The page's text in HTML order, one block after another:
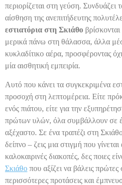
περιορίζεται στη γεύση. Συνδυάζει
αίσθηση της ανεπιτήδευτης
εστιατόρια στη Σκιάθο
μερικά πάνω στη θάλασσα, άλλα
κυκλαδίτικο αέρα, προσφέροντας
μία αισθητική εμπειρία.
Αυτό που κάνει τα συγκεκριμένα
προσοχή στη λεπτομέρεια. Είτε
ενός πιάτου, είτε για την
πρώτων υλών, όλα συμβάλλουν σε
αξέχαστο. Σε ένα τραπέζι στη
δείπνο – ζεις μια στιγμή που
καλοκαιρινές διακοπές, δες ποιες
Σκιάθο που αξίζει να βάλεις
περισσότερες προτάσεις και